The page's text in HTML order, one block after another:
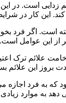
زدایی است. در
این کار در
است. اگر فرد
از این عوامل است.
علائم ترک
بروز این علائم
که به فرد
به موارد